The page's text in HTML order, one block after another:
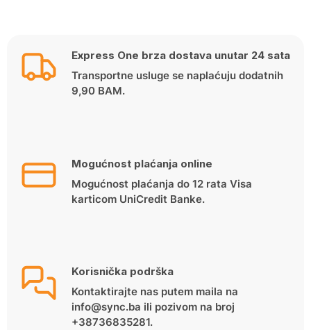
Express One brza dostava unutar 24 sata
Transportne usluge se naplaćuju dodatnih
9,90 BAM.
Mogućnost plaćanja online
Mogućnost plaćanja do 12 rata Visa
karticom UniCredit Banke.
Korisnička podrška
Kontaktirajte nas putem maila na
info@sync.ba ili pozivom na broj
+38736835281.